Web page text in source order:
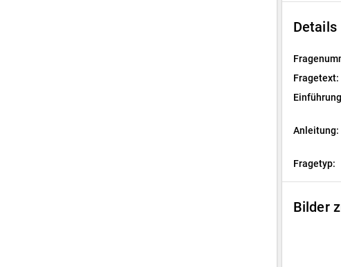
Details
Fragetext:
Anleitung:
Fragetyp:
Bilder